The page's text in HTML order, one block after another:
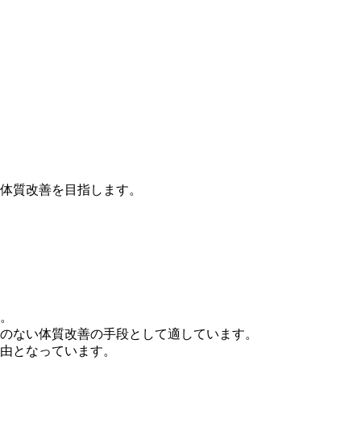
質改善を目指します。
い体質改善の手段として適しています。
となっています。